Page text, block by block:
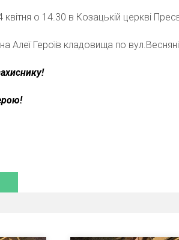
квітня о 14.30 в Козацькій церкві
Алеї Героїв кладовища по